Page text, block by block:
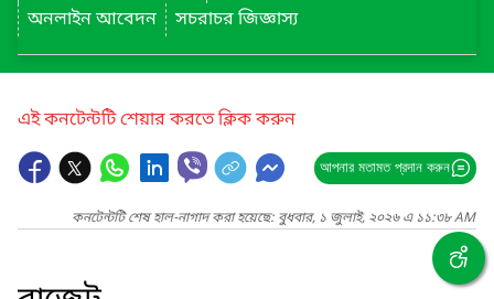
অনলাইন আবেদন
সচরাচর জিজ্ঞাস্য
এই কনটেন্টটি শেয়ার করতে ক্লিক করুন
আপনার মতামত প্রদান করুন
কনটেন্টটি শেষ হাল-নাগাদ করা হয়েছে: বুধবার, ১ জুলাই, ২০২৬ এ ১১:৩৮ AM